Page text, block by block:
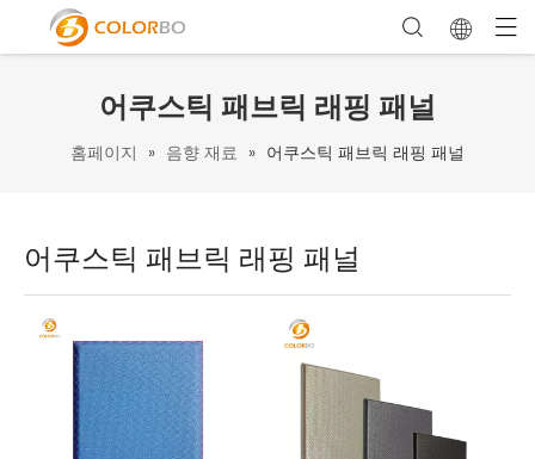
어쿠스틱 패브릭 래핑 패널
홈페이지 » 음향 재료 » 어쿠스틱 패브릭 래핑 패널
어쿠스틱 패브릭 래핑 패널